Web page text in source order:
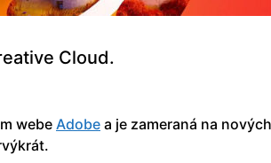
Cloud.
webe Adobe a je zameraná na nových